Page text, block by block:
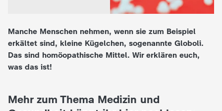
K
n
Manche Menschen nehmen, wenn sie zum Beispiel
erkältet sind, kleine Kügelchen, sogenannte Globoli.
Das sind homöopathische Mittel. Wir erklären euch,
was das ist!
Mehr zum Thema Medizin und